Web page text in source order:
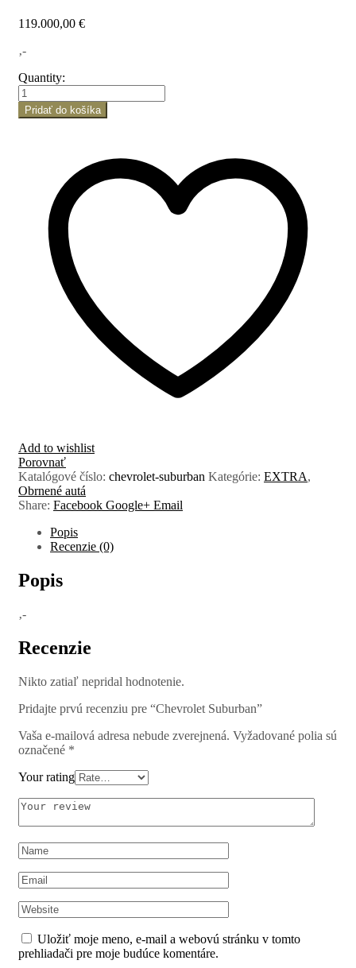
119.000,00 €
‚-
Quantity:
Pridať do košíka
Add to wishlist
Porovnať
Katalógové číslo: chevrolet-suburban Kategórie: EXTRA,
Obrnené autá
Share: Facebook Google+ Email
Popis
Recenzie (0)
Popis
‚-
Recenzie
Nikto zatiaľ nepridal hodnotenie.
Pridajte prvú recenziu pre “Chevrolet Suburban”
Vaša e-mailová adresa nebude zverejnená. Vyžadované polia sú
označené *
Your rating
Uložiť moje meno, e-mail a webovú stránku v tomto
prehliadači pre moje budúce komentáre.